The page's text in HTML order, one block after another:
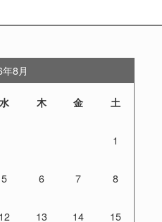
8月
水 木 金 土
1
5 6 7 8
12 13 14 15